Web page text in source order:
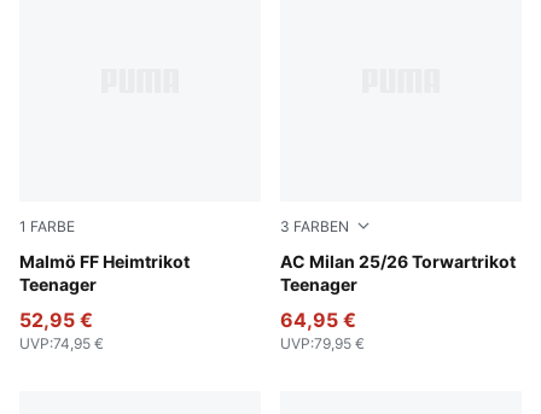
1 FARBE
Malmö FF Heimtrikot
Teenager
Team Light Blue-PUMA White
52,95 €
UVP:74,95 €
3 FARBEN
AC Milan 25/26 Torwartrikot
Teenager
Archive Green-Intense
64,95 €
UVP:79,95 €